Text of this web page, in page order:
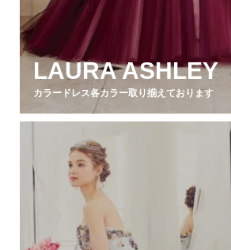
LAURA ASHLEY
カラードレス各カラー取り揃えております